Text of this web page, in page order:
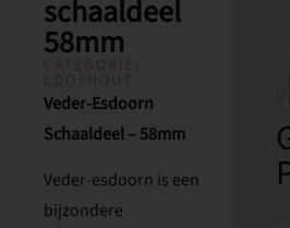
schaaldeel
58mm
CATEGORIE:
LOOFHOUT
Veder-Esdoorn
Schaaldeel – 58mm
Veder-esdoorn is een
bijzondere